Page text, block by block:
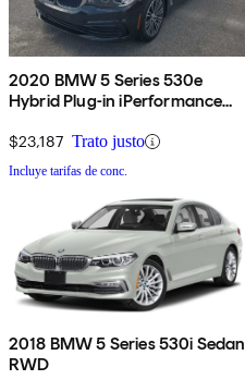
2020 BMW 5 Series 530e
Hybrid Plug-in iPerformance
$23,187 Trato justo
Incluye tarifas de conc.
2018 BMW 5 Series 530i Sedan
RWD